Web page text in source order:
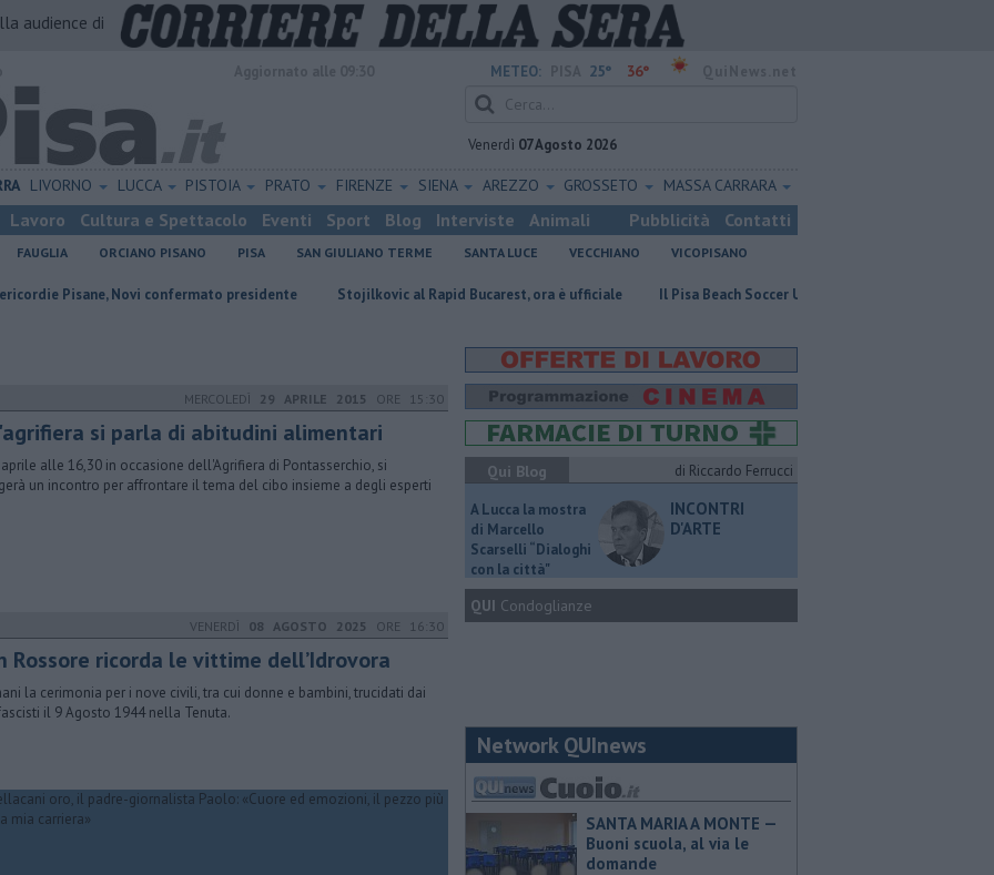
audience di
METEO: 25° 36°
Venerdì 07 Agosto 2026
LIVORNO LUCCA PISTOIA PRATO FIRENZE SIENA AREZZO GROSSETO MASSA CARRARA
Lavoro Cultura e Spettacolo Eventi Sport Blog Interviste Animali Pubblicità Contatti
FAUGLIA ORCIANO PISANO PISA SAN GIULIANO TERME SANTA LUCE VECCHIANO VICOPISANO
Novi confermato presidente Stojilkovic al Rapid Bucarest, ora è ufficiale Il Pisa Beach Soccer U20 sul podio italiano
MERCOLEDÌ 29 APRILE 2015 ORE 15:30
si parla di abitudini alimentari
alle 16,30 in occasione dell'Agrifiera di Pontasserchio, si
un incontro per affrontare il tema del cibo insieme a degli esperti
VENERDÌ 08 AGOSTO 2025 ORE 16:30
Rossore ricorda le vittime dell’Idrovora
la cerimonia per i nove civili, tra cui donne e bambini, trucidati dai
il 9 Agosto 1944 nella Tenuta.
Qui Blog di Riccardo Ferrucci
A Lucca la mostra
di Marcello
Scarselli “Dialoghi
con la città"
INCONTRI
D'ARTE
QUI Condoglianze
Network QUInews
SANTA MARIA A MONTE —
Buoni scuola, al via le
domande